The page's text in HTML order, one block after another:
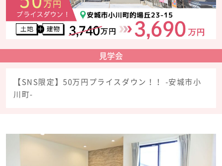
見学会
【SNS限定】50万円プライスダウン！！ -安城市小
川町-
ビジネスページ
BUSINESS
ショールーム & モデルハウス
COMPANY
オーナー様専用サイト